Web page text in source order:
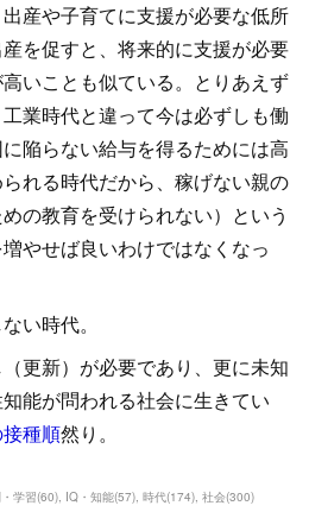
産や子育てに支援が必要な低所
を促すと、将来的に支援が必要
いことも似ている。とりあえず
業時代と違って今は必ずしも働
陥らない給与を得るためには高
れる時代だから、稼げない親の
の教育を受けられない）という
やせば良いわけではなくなっ
い時代。
更新）が必要であり、更に未知
能が問われる社会に生きてい
種順然り。
学習(60) IQ・知能(57) 時代(174) 社会(300)